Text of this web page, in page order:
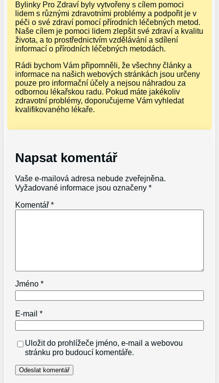
Bylinky Pro Zdraví byly vytvořeny s cílem pomoci
lidem s různými zdravotními problémy a podpořit je v
péči o své zdraví pomocí přírodních léčebných metod.
Naše cílem je pomoci lidem zlepšit své zdraví a kvalitu
života, a to prostřednictvím vzdělávání a sdílení
informací o přírodních léčebných metodách.
Rádi bychom Vám připomněli, že všechny články a
informace na našich webových stránkách jsou určeny
pouze pro informační účely a nejsou náhradou za
odbornou lékařskou radu. Pokud máte jakékoliv
zdravotní problémy, doporučujeme Vám vyhledat
kvalifikovaného lékaře.
Napsat komentář
Vaše e-mailová adresa nebude zveřejněna.
Vyžadované informace jsou označeny*
Komentář*
Jméno*
E-mail*
Uložit do prohlížeče jméno, e-mail a webovou
stránku pro budoucí komentáře.